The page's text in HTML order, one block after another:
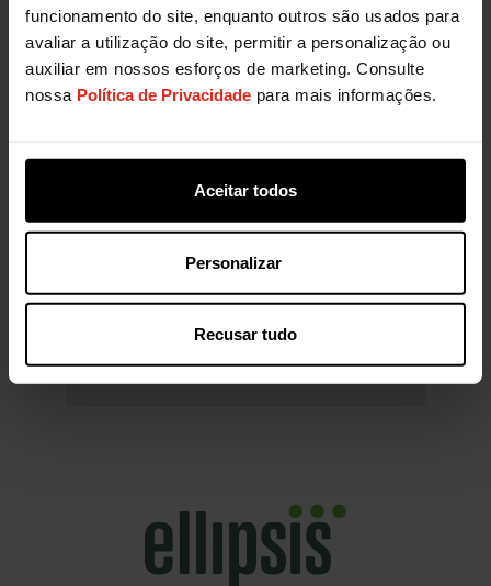
funcionamento do site, enquanto outros são usados para
avaliar a utilização do site, permitir a personalização ou
auxiliar em nossos esforços de marketing. Consulte
nossa Política de Privacidade para mais informações.
Aceitar todos
Personalizar
Recusar tudo
Habitat for Humanity
Há mais de 20 anos, os funcionários da
Humanityde fornecer moradias seguras e
acessíveis em todo o mundo. Desde a
no Nepal e no Brasil, as nossas equipes
combinam serviços práticos e apoio
financeiro para fortalecer comunidades e
levar esperança a famílias necessitadas.